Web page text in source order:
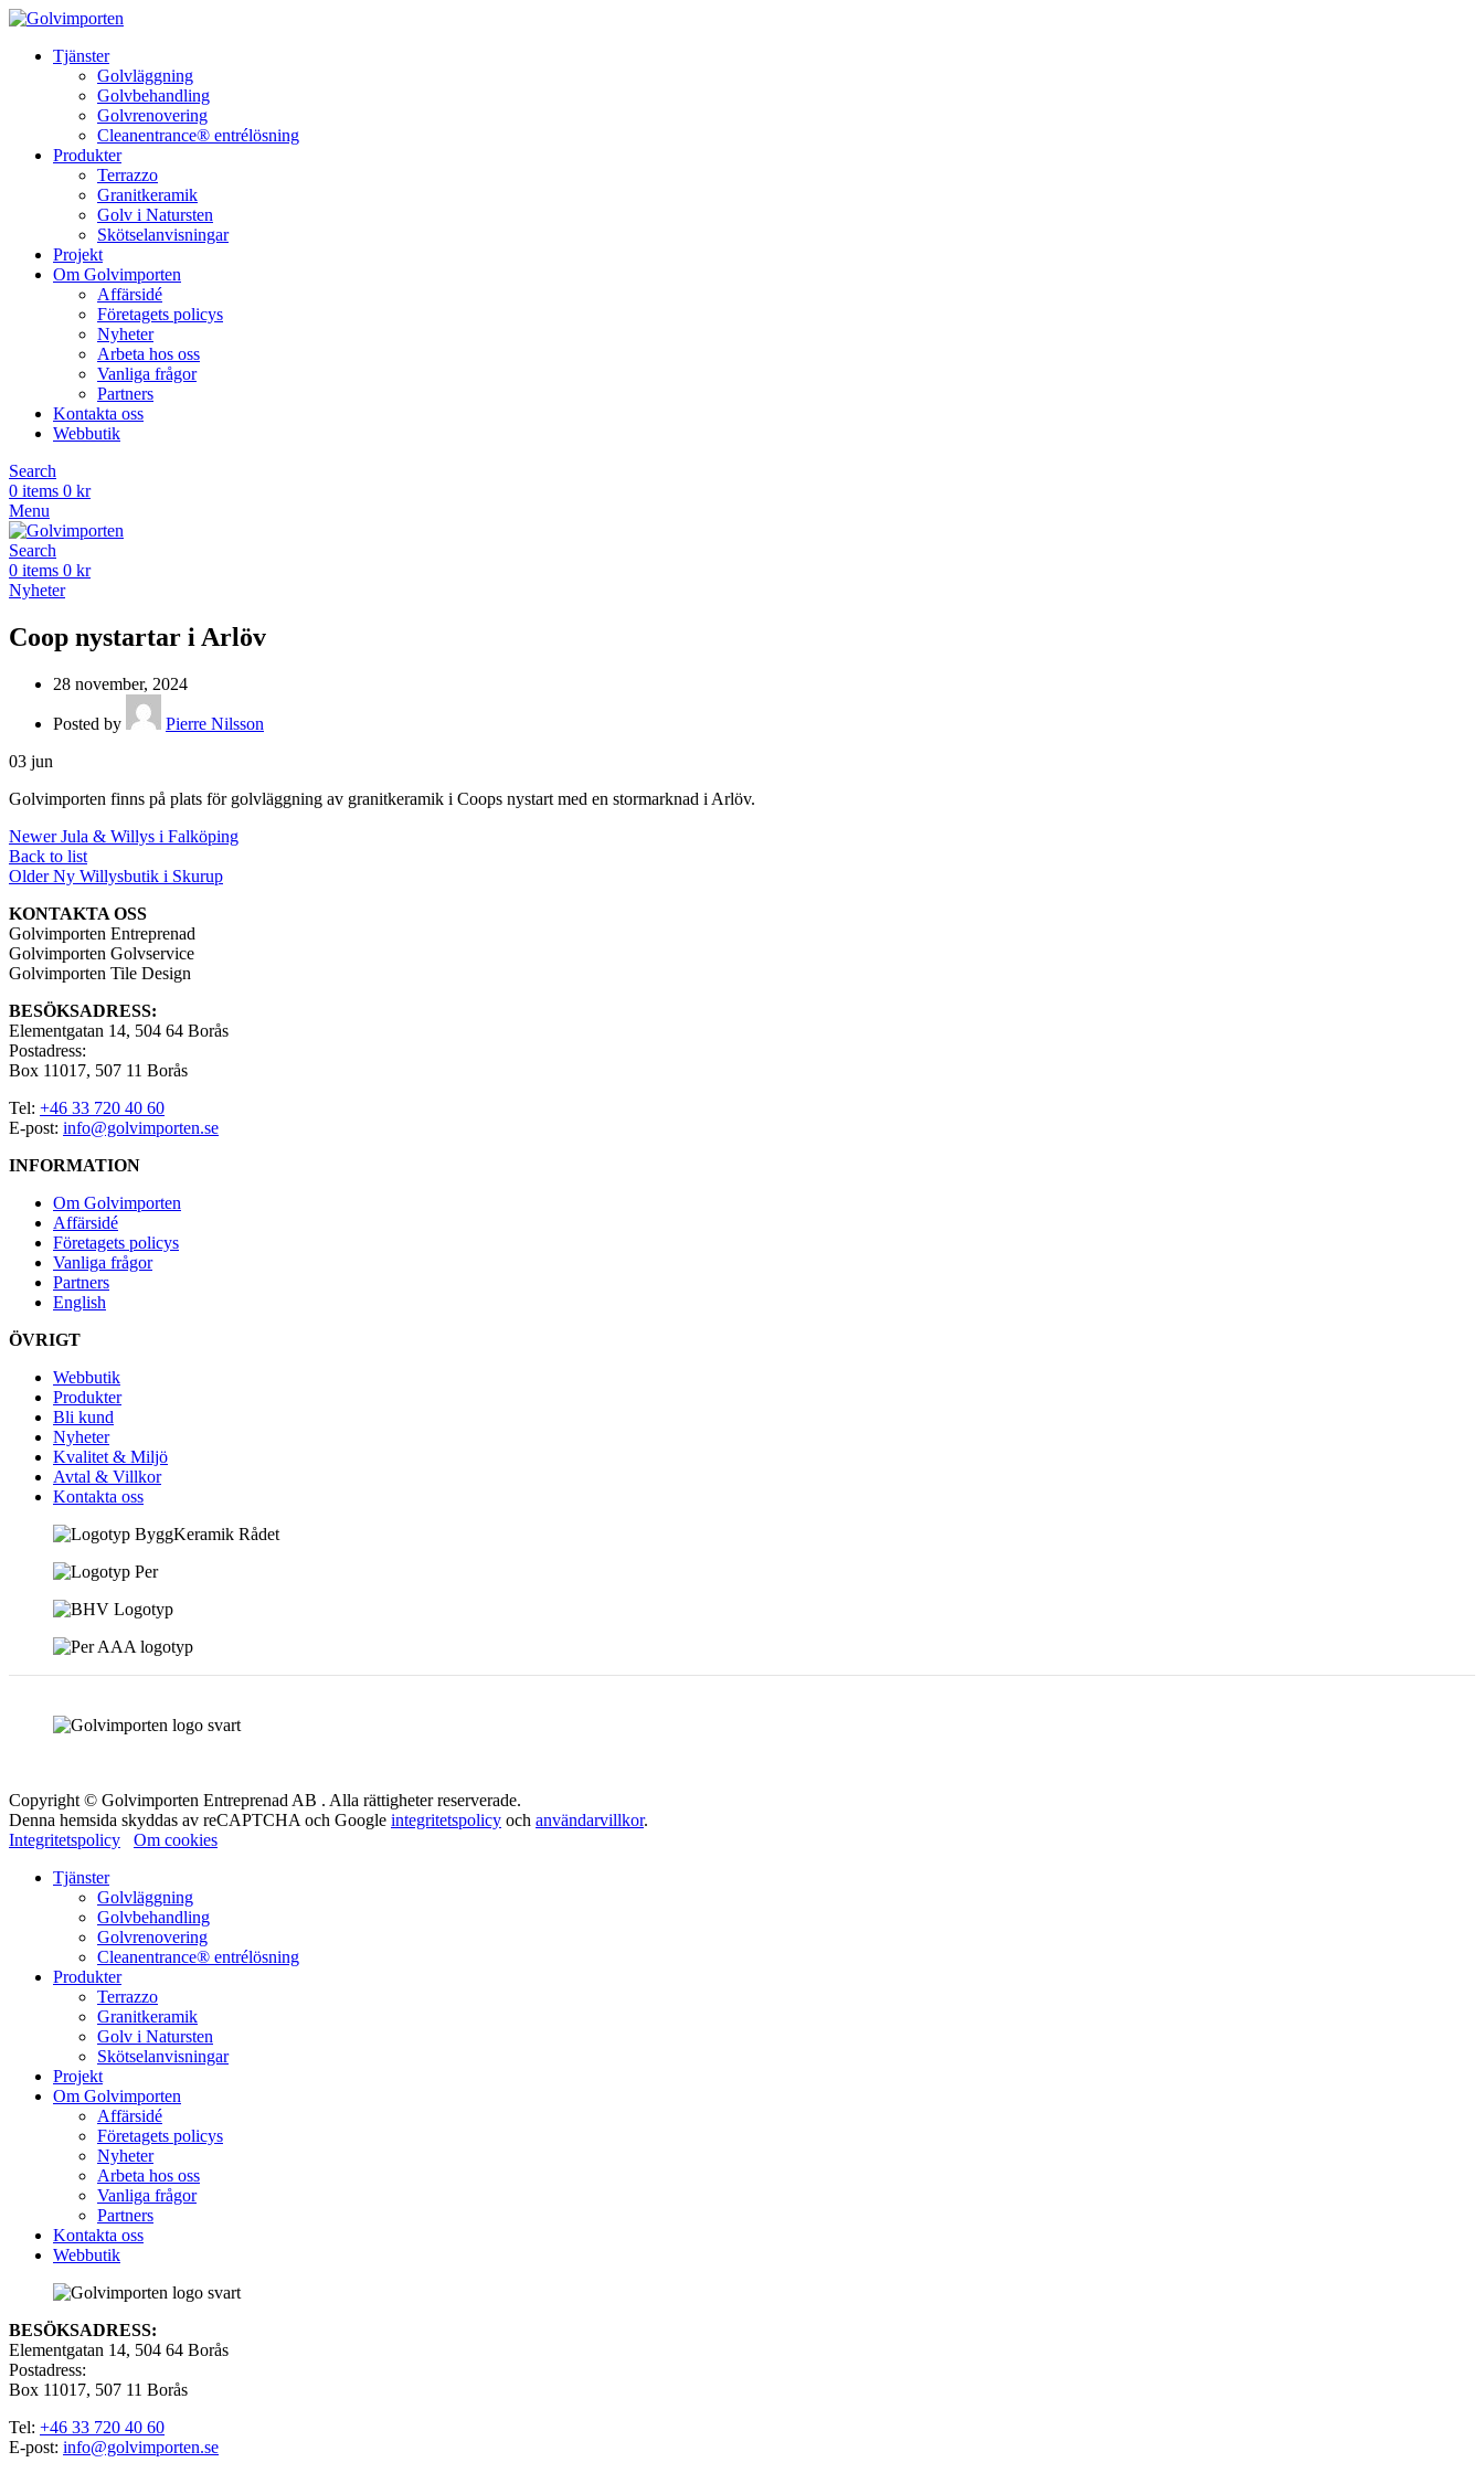
Tjänster
Golvläggning
Golvbehandling
Golvrenovering
Cleanentrance® entrélösning
Produkter
Terrazzo
Granitkeramik
Golv i Natursten
Skötselanvisningar
Projekt
Om Golvimporten
Affärsidé
Företagets policys
Nyheter
Arbeta hos oss
Vanliga frågor
Partners
Kontakta oss
Webbutik
Search
0 items 0 kr
Menu
Search
0 items 0 kr
Nyheter
Coop nystartar i Arlöv
28 november, 2024
Posted by
Pierre Nilsson
03 jun
Golvimporten finns på plats för golvläggning av granitkeramik i Coops nystart med en stormarknad i Arlöv.
Newer Jula & Willys i Falköping
Back to list
Older Ny Willysbutik i Skurup
KONTAKTA OSS
Golvimporten Entreprenad
Golvimporten Golvservice
Golvimporten Tile Design
BESÖKSADRESS:
Elementgatan 14, 504 64 Borås
Postadress:
Box 11017, 507 11 Borås
Tel: +46 33 720 40 60
E-post: info@golvimporten.se
INFORMATION
Om Golvimporten
Affärsidé
Företagets policys
Vanliga frågor
Partners
English
ÖVRIGT
Webbutik
Produkter
Bli kund
Nyheter
Kvalitet & Miljö
Avtal & Villkor
Kontakta oss
Copyright © Golvimporten Entreprenad AB . Alla rättigheter reserverade.
Denna hemsida skyddas av reCAPTCHA och Google integritetspolicy och användarvillkor.
Integritetspolicy
Om cookies
Tjänster
Golvläggning
Golvbehandling
Golvrenovering
Cleanentrance® entrélösning
Produkter
Terrazzo
Granitkeramik
Golv i Natursten
Skötselanvisningar
Projekt
Om Golvimporten
Affärsidé
Företagets policys
Nyheter
Arbeta hos oss
Vanliga frågor
Partners
Kontakta oss
Webbutik
BESÖKSADRESS:
Elementgatan 14, 504 64 Borås
Postadress:
Box 11017, 507 11 Borås
Tel: +46 33 720 40 60
E-post: info@golvimporten.se